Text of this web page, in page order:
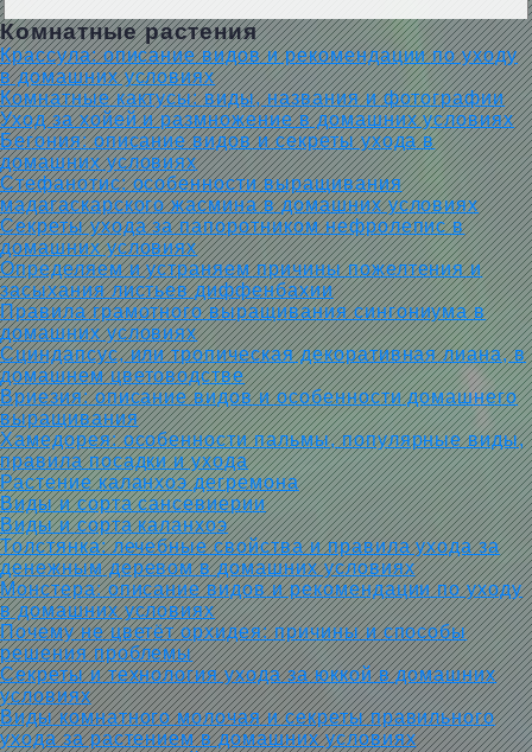
Комнатные растения
Крассула: описание видов и рекомендации по уходу
в домашних условиях
Комнатные кактусы: виды, названия и фотографии
Уход за хойей и размножение в домашних условиях
Бегония: описание видов и секреты ухода в
домашних условиях
Стефанотис: особенности выращивания
мадагаскарского жасмина в домашних условиях
Секреты ухода за папоротником нефролепис в
домашних условиях
Определяем и устраняем причины пожелтения и
засыхания листьев диффенбахии
Правила грамотного выращивания сингониума в
домашних условиях
Сциндапсус, или тропическая декоративная лиана, в
домашнем цветоводстве
Вриезия: описание видов и особенности домашнего
выращивания
Хамедорея: особенности пальмы, популярные виды,
правила посадки и ухода
Растение каланхоэ дегремона
Виды и сорта сансевиерии
Виды и сорта каланхоэ
Толстянка: лечебные свойства и правила ухода за
денежным деревом в домашних условиях
Монстера: описание видов и рекомендации по уходу
в домашних условиях
Почему не цветёт орхидея: причины и способы
решения проблемы
Секреты и технология ухода за юккой в домашних
условиях
Виды комнатного молочая и секреты правильного
ухода за растением в домашних условиях